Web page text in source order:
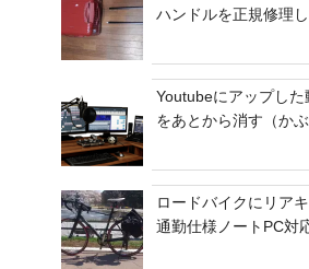
ハンドルを正規修理
Youtubeにアップし
をあとから消す（か
ロードバイクにリア
通勤仕様ノートPC対